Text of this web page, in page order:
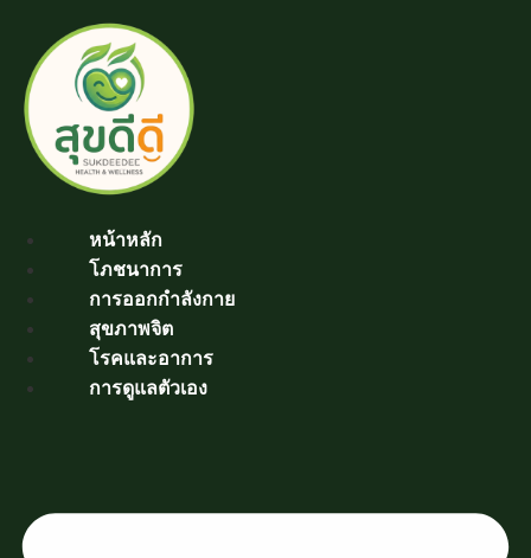
content
หน้าหลัก
โภชนาการ
การออกกำลังกาย
สุขภาพจิต
โรคและอาการ
การดูแลตัวเอง